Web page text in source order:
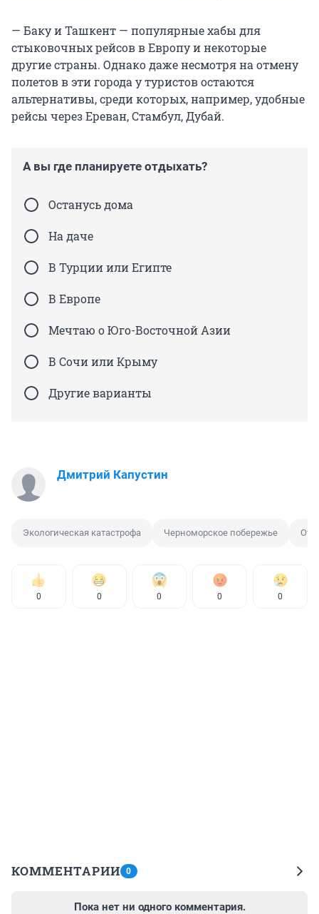
— Баку и Ташкент — популярные хабы для
стыковочных рейсов в Европу и некоторые
другие страны. Однако даже несмотря на отмену
полетов в эти города у туристов остаются
альтернативы, среди которых, например, удобные
рейсы через Ереван, Стамбул, Дубай.
А вы где планируете отдыхать?
Останусь дома
На даче
В Турции или Египте
В Европе
Мечтаю о Юго-Восточной Азии
В Сочи или Крыму
Другие варианты
Дмитрий Капустин
Экологическая катастрофа Черноморское побережье
0 0 0 0 0
КОММЕНТАРИИ 0
Пока нет ни одного комментария.